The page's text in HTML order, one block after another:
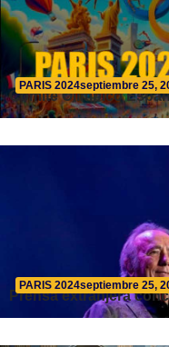
PARIS 2024septiembre 25,
Comité Olímpico
PARIS 2024septiembre 25,
Prensa extranjera